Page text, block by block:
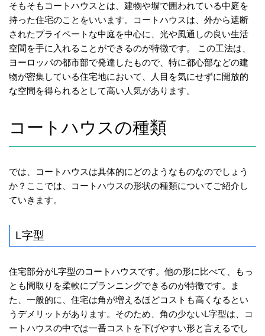
そもそもコートハウスとは、建物や塀で囲われている中庭を
持った住宅のことをいいます。コートハウスは、外から遮断
されたプライベートな中庭を中心に、光や風通しの良い生活
空間を手に入れることができるのが特徴です。 この工法は、
ヨーロッパの都市部で発達したもので、特に都心部などの建
物が密集している住宅地において、人目を気にせずに開放的
な空間を得られるとして高い人気があります。
コートハウスの種類
では、コートハウスは具体的にどのようなものなのでしょう
か？ここでは、コートハウスの形状の種類についてご紹介し
ていきます。
L字型
住宅部分がL字型のコートハウスです。他の形に比べて、もっ
とも間取りを柔軟にプランニングできるのが特徴です。ま
た、一般的に、住宅は角が増えるほどコストも高くなるとい
うデメリットがあります。そのため、角の少ないL字型は、コ
ートハウスの中では一番コストを下げやすい形と言えるでし